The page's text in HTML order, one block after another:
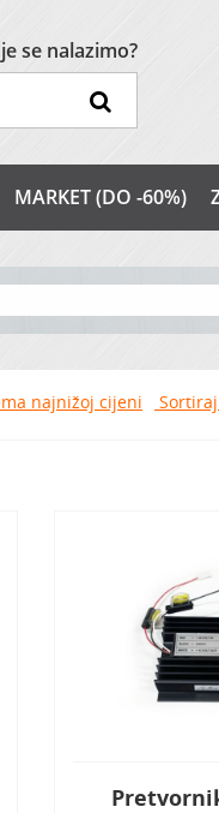
se nalazimo?
MARKET (DO -60%)
najnižoj cijeni